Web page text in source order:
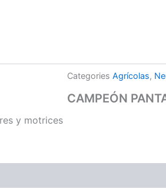
Categories Agrícolas,
CAMPEÓN
y motrices